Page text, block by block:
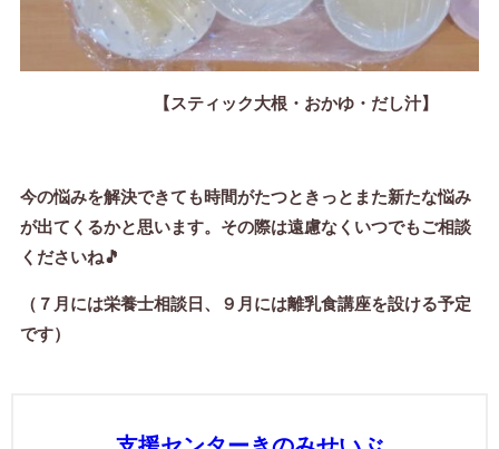
【スティック大根・おかゆ・だし汁】
今の悩みを解決できても時間がたつときっとまた新たな悩み
が出てくるかと思います。その際は遠慮なくいつでもご相談
くださいね🎵
（７月には栄養士相談日、９月には離乳食講座を設ける予定
です）